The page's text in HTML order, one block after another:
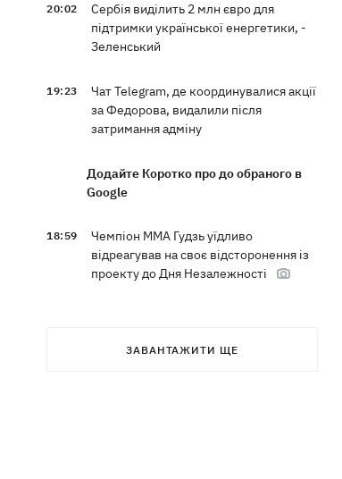
20:02
Сербія виділить 2 млн євро для
підтримки української енергетики, -
Зеленський
19:23
Чат Telegram, де координувалися акції
за Федорова, видалили після
затримання адміну
Додайте Коротко про до обраного в
Google
18:59
Чемпіон ММА Гудзь уїдливо
відреагував на своє відсторонення із
проекту до Дня Незалежності
приводу її кіберможливостей
ЗАВАНТАЖИТИ ЩЕ